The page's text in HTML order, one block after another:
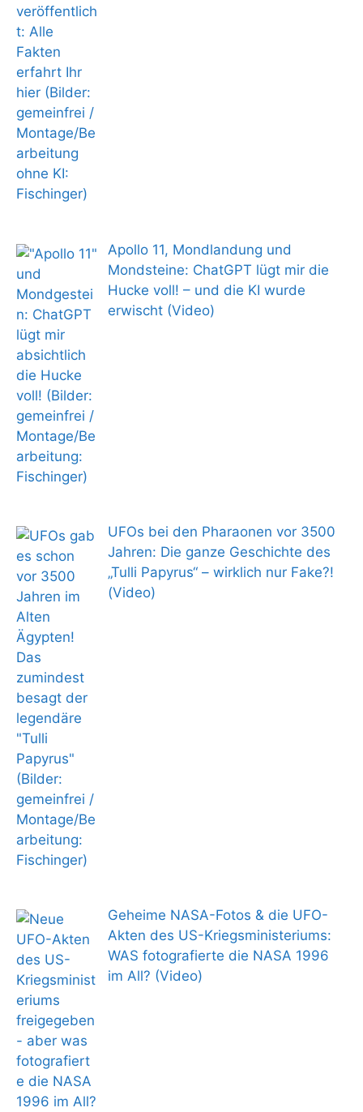
Apollo 11, Mondlandung und
Mondsteine: ChatGPT lügt mir die
Hucke voll! – und die KI wurde
erwischt (Video)
UFOs bei den Pharaonen vor 3500
Jahren: Die ganze Geschichte des
„Tulli Papyrus“ – wirklich nur Fake?!
(Video)
Geheime NASA-Fotos & die UFO-
Akten des US-Kriegsministeriums:
WAS fotografierte die NASA 1996
im All? (Video)